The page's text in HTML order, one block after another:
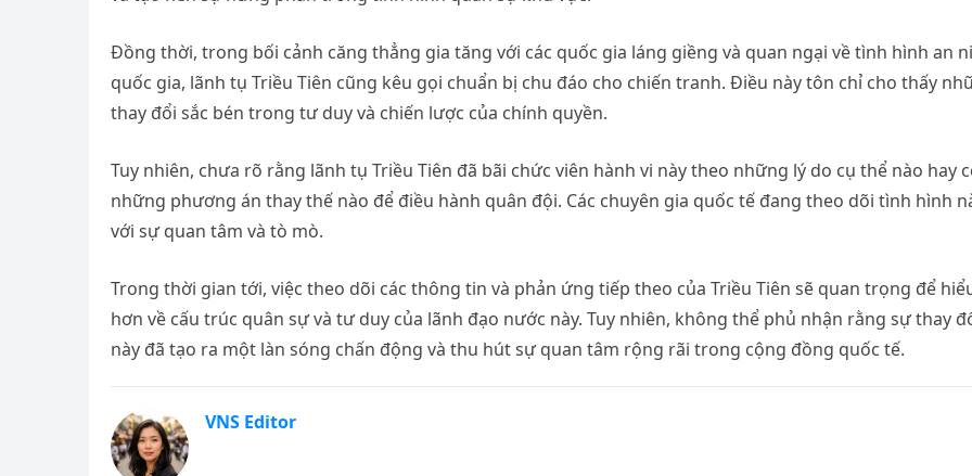
Đồng thời, trong bối cảnh căng thẳng gia tăng với các quốc gia láng giềng và quan ngại về tình hình an
quốc gia, lãnh tụ Triều Tiên cũng kêu gọi chuẩn bị chu đáo cho chiến tranh. Điều này tôn chỉ cho thấy
thay đổi sắc bén trong tư duy và chiến lược của chính quyền.
Tuy nhiên, chưa rõ rằng lãnh tụ Triều Tiên đã bãi chức viên hành vi này theo những lý do cụ thể nào hay
những phương án thay thế nào để điều hành quân đội. Các chuyên gia quốc tế đang theo dõi tình hình
với sự quan tâm và tò mò.
Trong thời gian tới, việc theo dõi các thông tin và phản ứng tiếp theo của Triều Tiên sẽ quan trọng để
hơn về cấu trúc quân sự và tư duy của lãnh đạo nước này. Tuy nhiên, không thể phủ nhận rằng sự thay
này đã tạo ra một làn sóng chấn động và thu hút sự quan tâm rộng rãi trong cộng đồng quốc tế.
VNS Editor